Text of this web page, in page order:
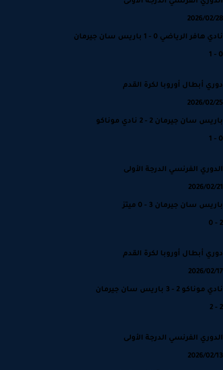
2026/
الرياضي 0 - 1 باريس سان جيرمان
أبطال أوروبا لكرة القدم
2026/
سان جيرمان 2 - 2 نادي موناكو
الفرنسي الدرجة الأولى
2026/
سان جيرمان 3 - 0 ميتز
أبطال أوروبا لكرة القدم
2026/
2 - 3 باريس سان جيرمان
الفرنسي الدرجة الأولى
2026/